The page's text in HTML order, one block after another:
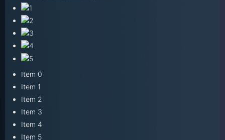
Item 0
Item 1
Item 2
Item 3
Item 4
Item 5